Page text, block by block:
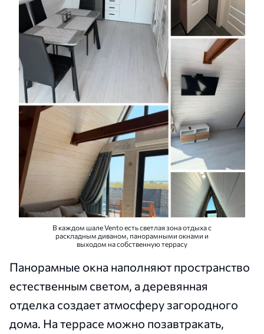
В каждом шале Vento есть светлая зона отдыха с
раскладным диваном, панорамными окнами и
выходом на собственную террасу
Панорамные окна наполняют пространство
естественным светом, а деревянная
отделка создает атмосферу загородного
дома. На террасе можно позавтракать,